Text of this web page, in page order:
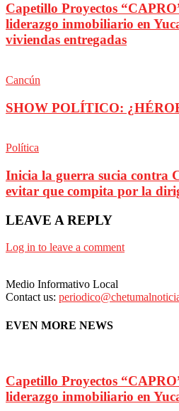
Capetillo Proyectos
liderazgo inmobiliario en
viviendas entregadas
Cancún
SHOW POLÍTICO:
Política
Inicia la guerra sucia contra
evitar que compita por la
LEAVE A REPLY
Log in to leave a comment
Medio Informativo Local
Contact us:
EVEN MORE NEWS
Capetillo Proyectos
liderazgo inmobiliario en